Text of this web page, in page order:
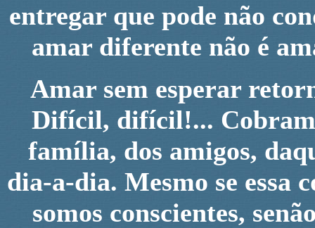
entregar que pode não
amar diferente não é
Amar sem esperar
Difícil, difícil!...
família, dos amigos,
dia-a-dia. Mesmo se essa
somos conscientes,